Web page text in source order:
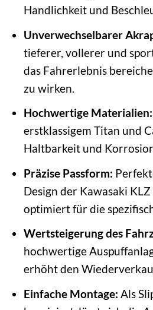
Handlichkeit und
Unverwechselbarer
tieferer, vollerer und
das Fahrerlebnis
zu wirken.
Hochwertige Materialien:
erstklassigem Titan und
Haltbarkeit und
Präzise Passform:
Design der Kawasaki
optimiert für die
Wertsteigerung des
hochwertige
erhöht den
Einfache Montage: Als